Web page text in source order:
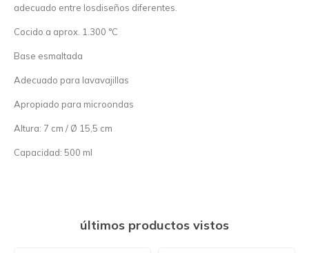
adecuado entre losdiseños diferentes.
Cocido a aprox. 1.300 °C
Base esmaltada
Adecuado para lavavajillas
Apropiado para microondas
Altura: 7 cm / Ø 15,5 cm
Capacidad: 500 ml
últimos productos vistos